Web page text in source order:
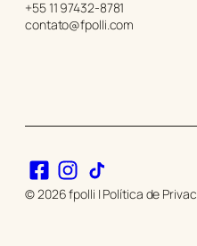
+55 11 97432-8781
contato@fpolli.com
© 2026 fpolli | Política de